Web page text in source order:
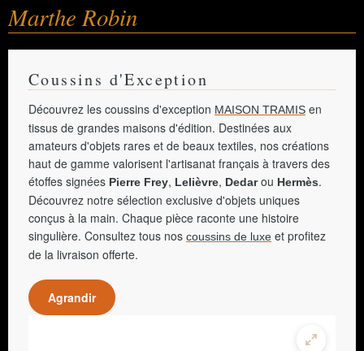
Marthe Robin
Coussins d'Exception
Découvrez les coussins d'exception MAISON TRAMIS en
tissus de grandes maisons d'édition. Destinées aux
amateurs d'objets rares et de beaux textiles, nos créations
haut de gamme valorisent l'artisanat français à travers des
étoffes signées Pierre Frey, Lelièvre, Dedarou Hermès.
Découvrez notre sélection exclusive d'objets uniques
conçus à la main. Chaque pièce raconte une histoire
singulière. Consultez tous nos coussins de luxe et profitez
de la livraison offerte.
Agrandir